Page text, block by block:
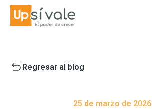
Regresar al blog
25 de marzo de 2026